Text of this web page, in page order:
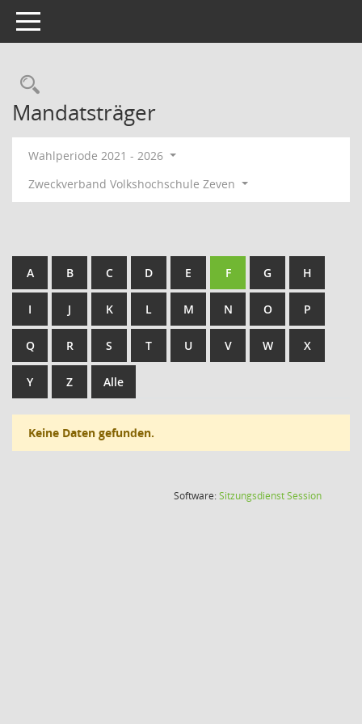
Toggle navigation
Rechercheauswahl
Mandatsträger
Wahlperiode 2021 - 2026
Zweckverband Volkshochschule Zeven
A B C D E F G H
I J K L M N O P
Q R S T U V W X
Y Z Alle
Keine Daten gefunden.
Software:SitzungsdienstSession(Wird in